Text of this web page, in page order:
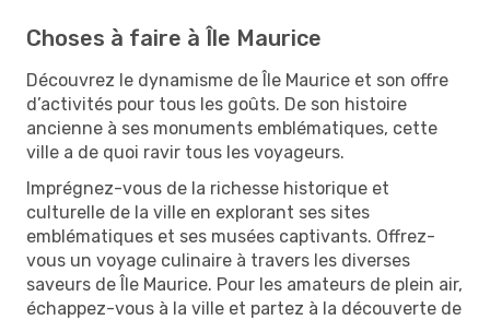
Choses à faire à Île Maurice
Découvrez le dynamisme de Île Maurice et son offre
d’activités pour tous les goûts. De son histoire
ancienne à ses monuments emblématiques, cette
ville a de quoi ravir tous les voyageurs.
Imprégnez-vous de la richesse historique et
culturelle de la ville en explorant ses sites
emblématiques et ses musées captivants. Offrez-
vous un voyage culinaire à travers les diverses
saveurs de Île Maurice. Pour les amateurs de plein air,
échappez-vous à la ville et partez à la découverte de